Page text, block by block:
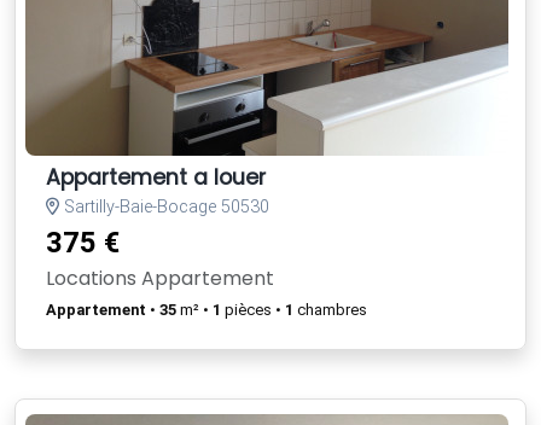
Appartement a louer
Sartilly-Baie-Bocage 50530
375 €
Locations Appartement
Appartement • 35 m² • 1 pièces • 1 chambres